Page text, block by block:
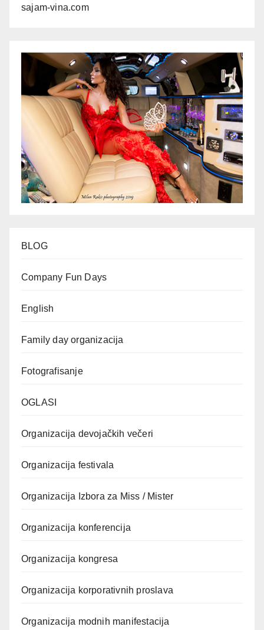
sajam-vina.com
BLOG
Company Fun Days
English
Family day organizacija
Fotografisanje
OGLASI
Organizacija devojačkih večeri
Organizacija festivala
Organizacija Izbora za Miss / Mister
Organizacija konferencija
Organizacija kongresa
Organizacija korporativnih proslava
Organizacija modnih manifestacija